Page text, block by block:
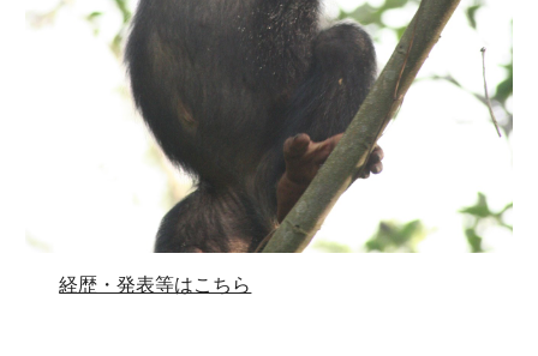
経歴・発表等はこちら